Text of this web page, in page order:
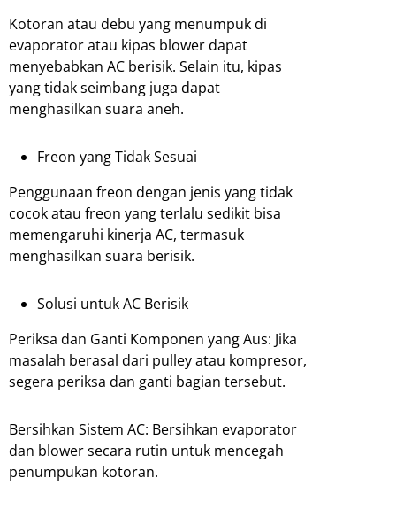
Kotoran atau debu yang menumpuk di
evaporator atau kipas blower dapat
menyebabkan AC berisik. Selain itu, kipas
yang tidak seimbang juga dapat
menghasilkan suara aneh.
Freon yang Tidak Sesuai
Penggunaan freon dengan jenis yang tidak
cocok atau freon yang terlalu sedikit bisa
memengaruhi kinerja AC, termasuk
menghasilkan suara berisik.
Solusi untuk AC Berisik
Periksa dan Ganti Komponen yang Aus: Jika
masalah berasal dari pulley atau kompresor,
segera periksa dan ganti bagian tersebut.
Bersihkan Sistem AC: Bersihkan evaporator
dan blower secara rutin untuk mencegah
penumpukan kotoran.